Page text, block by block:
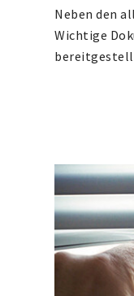
Neben den
Wichtige